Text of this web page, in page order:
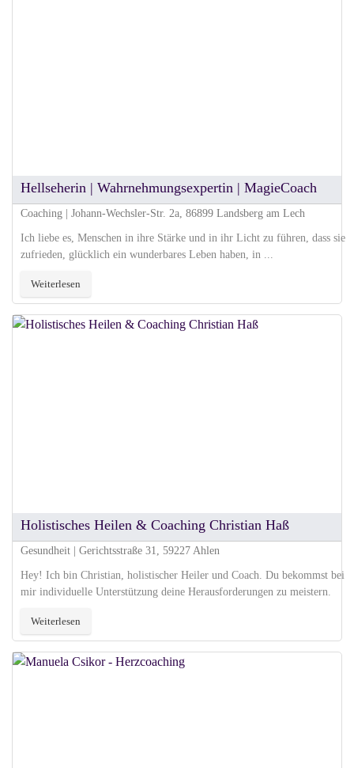
Hellseherin | Wahrnehmungsexpertin | MagieCoach
Coaching | Johann-Wechsler-Str. 2a, 86899 Landsberg am Lech
Ich liebe es, Menschen in ihre Stärke und in ihr Licht zu führen, dass sie
zufrieden, glücklich ein wunderbares Leben haben, in ...
Weiterlesen
Holistisches Heilen & Coaching Christian Haß
Gesundheit | Gerichtsstraße 31, 59227 Ahlen
Hey! Ich bin Christian, holistischer Heiler und Coach. Du bekommst bei
mir individuelle Unterstützung deine Herausforderungen zu meistern.
Weiterlesen